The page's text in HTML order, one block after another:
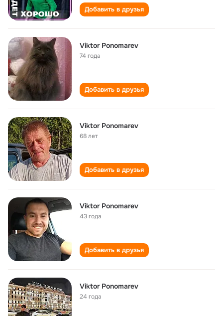
Добавить в друзья
Viktor Ponomarev
74 года
Добавить в друзья
Viktor Ponomarev
68 лет
Добавить в друзья
Viktor Ponomarev
43 года
Добавить в друзья
Viktor Ponomarev
24 года